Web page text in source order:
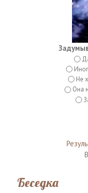
Не
Она
Беседка